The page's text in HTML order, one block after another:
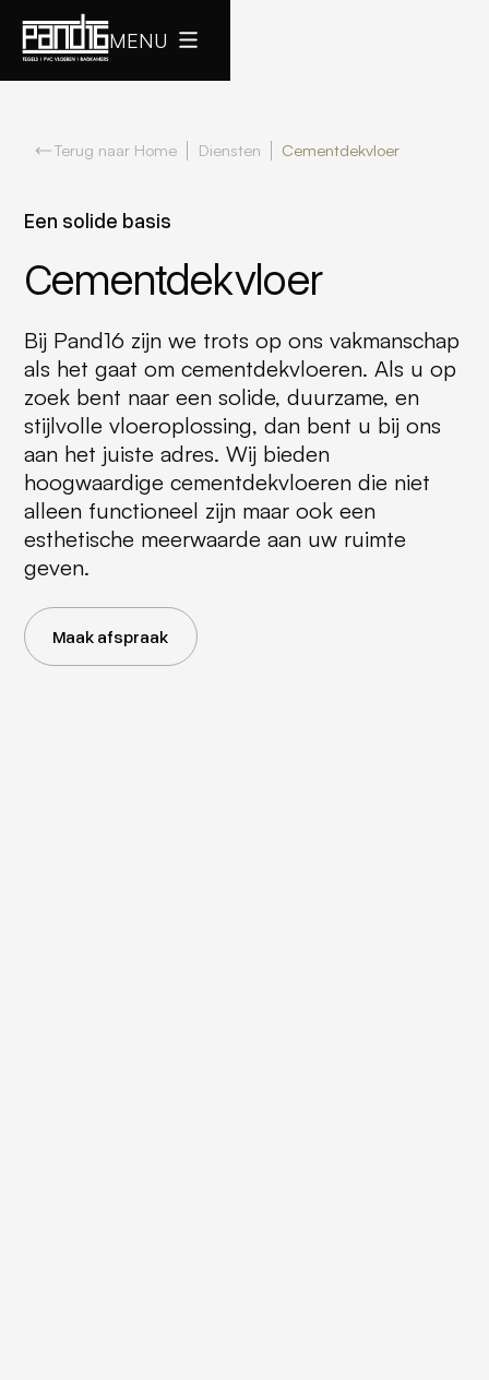
MENU
Terug naar Home Diensten Cementdekvloer
Een solide basis
Cementdekvloer
Bij Pand16 zijn we trots op ons vakmanschap
als het gaat om cementdekvloeren. Als u op
zoek bent naar een solide, duurzame, en
stijlvolle vloeroplossing, dan bent u bij ons
aan het juiste adres. Wij bieden
hoogwaardige cementdekvloeren die niet
alleen functioneel zijn maar ook een
esthetische meerwaarde aan uw ruimte
geven.
Maak afspraak